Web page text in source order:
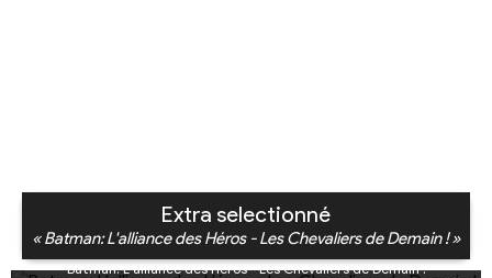
Extra selectionné
« Batman: L'alliance des Héros - Les Chevaliers de Demain ! »
Batman: L'alliance des Héros - Les Chevaliers de Demain !